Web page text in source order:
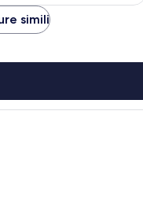
simili